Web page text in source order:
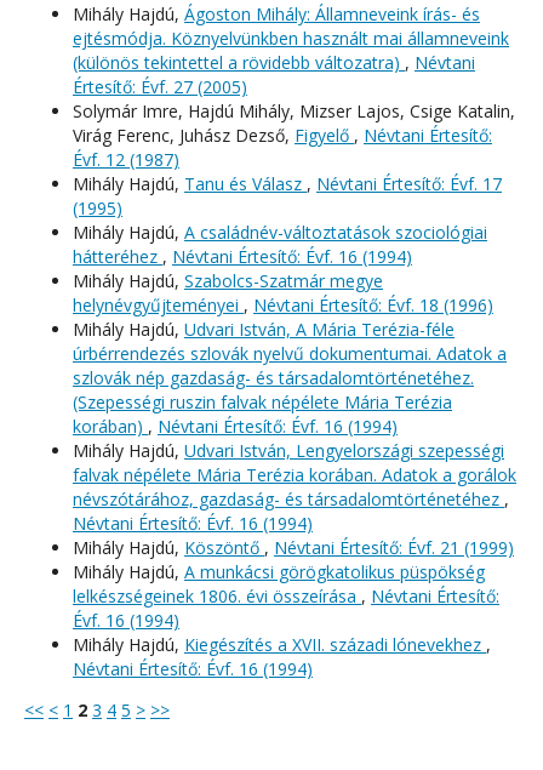
Mihály Hajdú, Ágoston Mihály: Államneveink írás- és
ejtésmódja. Köznyelvünkben használt mai államneveink
(különös tekintettel a rövidebb változatra) , Névtani
Értesítő: Évf. 27 (2005)
Solymár Imre, Hajdú Mihály, Mizser Lajos, Csige Katalin,
Virág Ferenc, Juhász Dezső, Figyelő , Névtani Értesítő:
Évf. 12 (1987)
Mihály Hajdú, Tanu és Válasz , Névtani Értesítő: Évf. 17
(1995)
Mihály Hajdú, A családnév-változtatások szociológiai
hátteréhez , Névtani Értesítő: Évf. 16 (1994)
Mihály Hajdú, Szabolcs-Szatmár megye
helynévgyűjteményei , Névtani Értesítő: Évf. 18 (1996)
Mihály Hajdú, Udvari István, A Mária Terézia-féle
úrbérrendezés szlovák nyelvű dokumentumai. Adatok a
szlovák nép gazdaság- és társadalomtörténetéhez.
(Szepességi ruszin falvak népélete Mária Terézia
korában) , Névtani Értesítő: Évf. 16 (1994)
Mihály Hajdú, Udvari István, Lengyelországi szepességi
falvak népélete Mária Terézia korában. Adatok a gorálok
névszótárához, gazdaság- és társadalomtörténetéhez ,
Névtani Értesítő: Évf. 16 (1994)
Mihály Hajdú, Köszöntő , Névtani Értesítő: Évf. 21 (1999)
Mihály Hajdú, A munkácsi görögkatolikus püspökség
lelkészségeinek 1806. évi összeírása , Névtani Értesítő:
Évf. 16 (1994)
Mihály Hajdú, Kiegészítés a XVII. századi lónevekhez ,
Névtani Értesítő: Évf. 16 (1994)
<< < 1 2 3 4 5 > >>